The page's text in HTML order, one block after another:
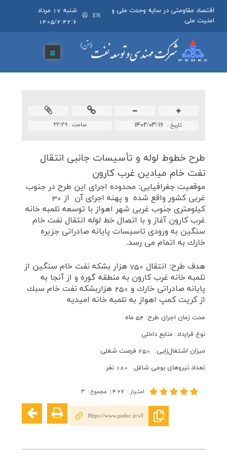
اقتصاد مقاومتی در سایه وحدت ملی و
امنیت ملی
EN
شنبه 17 مرداد
1405/2:42:6
ساعت : ۲۲:۲۹ تاريخ : ۱۴۰۲/۰۳/۱۶
طرح خطوط لوله و تأسیسات جانبی انتقال
نفت خام میادین غرب كارون
موقعيت جغرافيايی: محدوده اجرای اين طرح در جنوب
غربی كشور واقع شده و پهنه اجرای آن از 30
كيلومتری جنوب غربی شهر اهواز با توسعه تلمبه خانه
غرب كارون آغاز و با اتصال خط لوله انتقال نفت خام
سنگين به ورودی تاسيسات پايانه صادراتی جزيره
خارك به اتمام می رسد.
هدف طرح: انتقال 750 هزار بشكه نفت خام سنگين از
تلمبه خانه غرب كارون به منطقه گوره و از آنجا به
پايانه صادراتی خارك و 250 هزاربشكه نفت خام سبك
از كريت كمپ اهواز به تلمبه خانه اميديه
مدت زمان اجرای طرح: 54 ماه
نوع قرارداد: منابع داخلی
ميزان اشتغال‌زايی: 250 فرصت شغلی
تعداد نيروهای بومی شاغل: 180 نفر
امتیاز : ۴.۶۷| مجموع : ۳
Https://www.pedec.ir/s/f